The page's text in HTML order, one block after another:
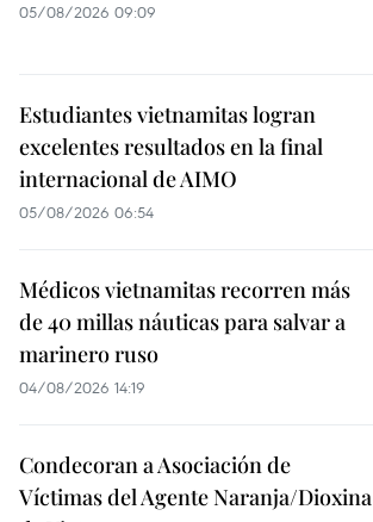
05/08/2026 09:09
Estudiantes vietnamitas logran
excelentes resultados en la final
internacional de AIMO
05/08/2026 06:54
Médicos vietnamitas recorren más
de 40 millas náuticas para salvar a
marinero ruso
04/08/2026 14:19
Condecoran a Asociación de
Víctimas del Agente Naranja/Dioxina